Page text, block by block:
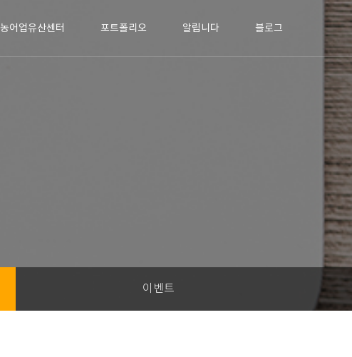
농어업유산센터 포트폴리오 알립니다 블로그
이벤트